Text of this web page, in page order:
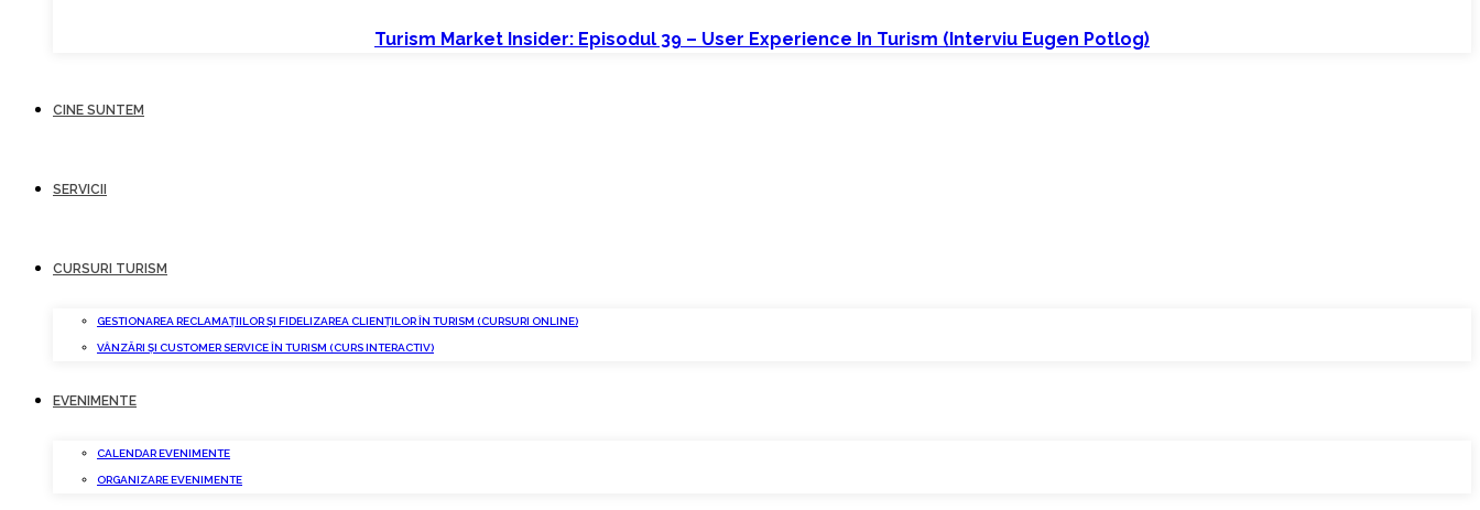
Turism Market Insider: Episodul 39 – User Experience In Turism (interviu Eugen Potlog)
CINE SUNTEM
SERVICII
CURSURI TURISM
GESTIONAREA RECLAMAȚIILOR ȘI FIDELIZAREA CLIENȚILOR ÎN TURISM (CURSURI ONLINE)
VÂNZĂRI ȘI CUSTOMER SERVICE ÎN TURISM (CURS INTERACTIV)
EVENIMENTE
CALENDAR EVENIMENTE
ORGANIZARE EVENIMENTE